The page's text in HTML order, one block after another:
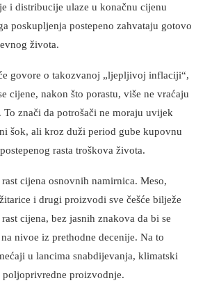
i distribucije ulaze u konačnu cijenu
poskupljenja postepeno zahvataju gotovo
života.
govore o takozvanoj „ljepljivoj inflaciji“,
cijene, nakon što porastu, više ne vraćaju
To znači da potrošači ne moraju uvijek
šok, ali kroz duži period gube kupovnu
rasta troškova života.
cijena osnovnih namirnica. Meso,
i drugi proizvodi sve češće bilježe
cijena, bez jasnih znakova da bi se
nivoe iz prethodne decenije. Na to
u lancima snabdijevanja, klimatski
proizvodnje.